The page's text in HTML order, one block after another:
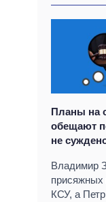
Планы на
обещают
не
Владимир
присяжных
КСУ, а